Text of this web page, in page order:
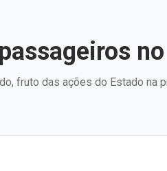
fruto das ações do Estado na